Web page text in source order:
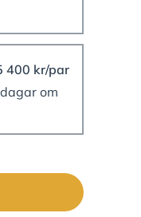
400 kr/par
om